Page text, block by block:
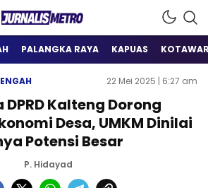
Jurnalis Metro
Wadah Informasi
PALANGKA RAYA KAPUAS
22 Mei 2025 | 6:27 am
Kalteng Dorong
Desa, UMKM Dinilai
Potensi Besar
P. Hidayad